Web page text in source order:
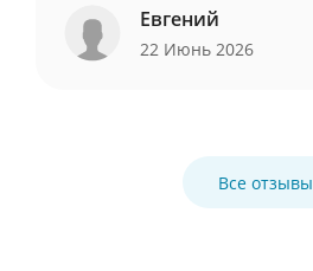
Евгений
22 Июнь 2026
Все отзывы